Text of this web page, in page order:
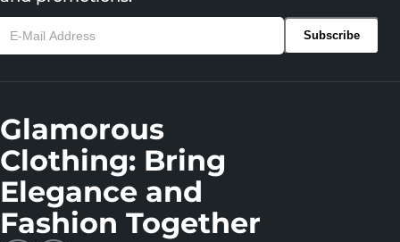
Glamorous
Clothing: Bring
Elegance and
Fashion Together